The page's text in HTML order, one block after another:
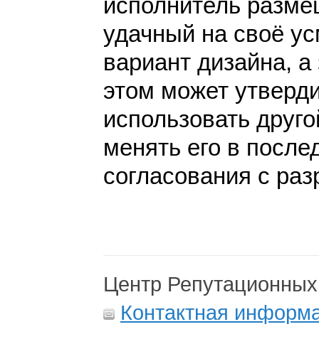
исполнитель
удачный на своё
вариант дизайна, а
этом может
использовать
менять его в
согласования с
Центр
Контактная